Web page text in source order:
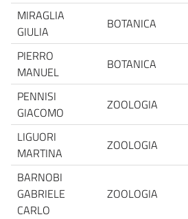
MIRAGLIA
GIULIA
BOTANICA
PIERRO
MANUEL
BOTANICA
PENNISI
GIACOMO
ZOOLOGIA
LIGUORI
MARTINA
ZOOLOGIA
BARNOBI
GABRIELE
CARLO
ZOOLOGIA